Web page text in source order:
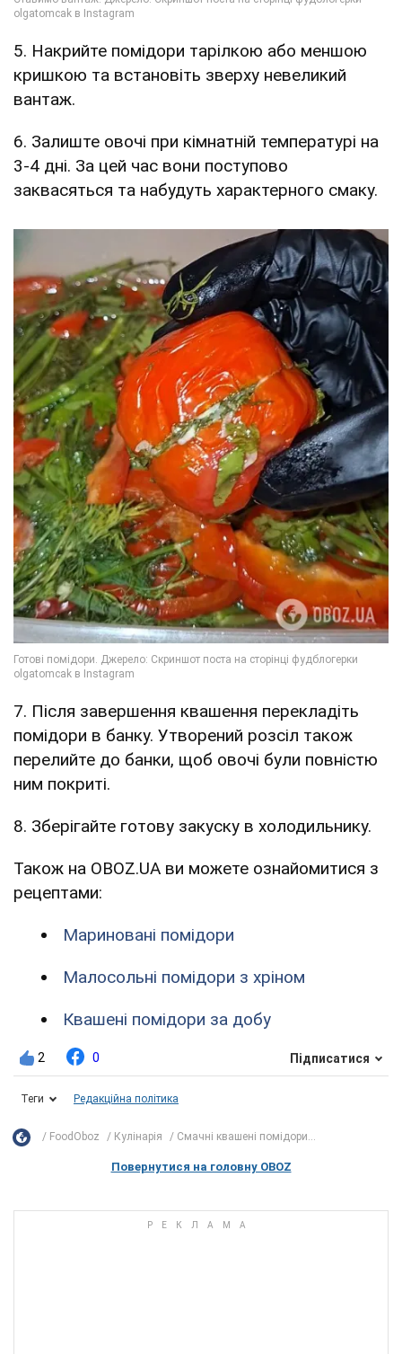
5. Накрийте помідори тарілкою або меншою
кришкою та встановіть зверху невеликий
вантаж.
6. Залиште овочі при кімнатній температурі на
3-4 дні. За цей час вони поступово
заквасяться та набудуть характерного смаку.
7. Після завершення квашення перекладіть
помідори в банку. Утворений розсіл також
перелийте до банки, щоб овочі були повністю
ним покриті.
8. Зберігайте готову закуску в холодильнику.
Також на OBOZ.UA ви можете ознайомитися з
рецептами:
Мариновані помідори
Малосольні помідори з хріном
Квашені помідори за добу
2 0 Підписатися
Теги Редакційна політика
FoodOboz Кулінарія Смачні квашені помідори...
Повернутися на головну OBOZ